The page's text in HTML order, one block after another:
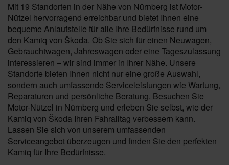
Mit 19 Standorten in der Nähe von Nürnberg ist Motor-
Nützel hervorragend erreichbar und bietet Ihnen eine
bequeme Anlaufstelle für alle Ihre Bedürfnisse rund um
den Kamiq von Škoda. Ob Sie sich für einen Neuwagen,
Gebrauchtwagen, Jahreswagen oder eine Tageszulassung
interessieren – wir sind immer in Ihrer Nähe. Unsere
Standorte bieten Ihnen nicht nur eine große Auswahl,
sondern auch umfassende Serviceleistungen wie Wartung,
Reparaturen und persönliche Beratung. Besuchen Sie
Motor-Nützel in Nürnberg und erleben Sie selbst, wie der
Kamiq von Škoda Ihren Fahralltag verbessern kann.
Lassen Sie sich von unserem umfassenden
Serviceangebot überzeugen und finden Sie den perfekten
Kamiq für Ihre Bedürfnisse.